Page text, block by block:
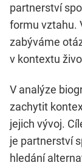
partnerství
formu vztahu.
zabýváme
v kontextu
V analýze
zachytit
jejich vývoj.
je partnerství
hledání